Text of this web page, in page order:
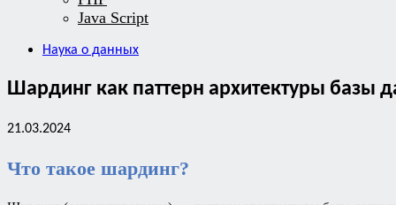
Java Script
Наука о данных
Шардинг как паттерн архитектуры базы
21.03.2024
Что такое шардинг?